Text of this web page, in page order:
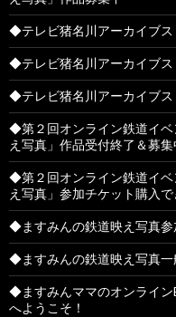
◆テレビ猪名川アーカイブ
◆テレビ猪名川アーカイブ
◆テレビ猪名川アーカイブ
◆第２回オンライン鉄道イ
え写真」作品受付終了＆募
◆第２回オンライン鉄道イ
え写真」参加チケット購入で
◆ますみんの鉄道映え写真参
◆ますみんの鉄道映え写真一
◆ますみんママのオンライン
へようこそ！